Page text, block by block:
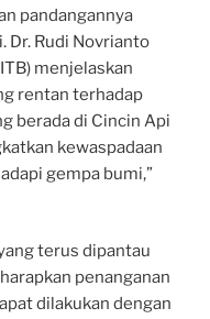
pandangannya
Dr. Rudi Novrianto
menjelaskan
rentan terhadap
berada di Cincin Api
kewaspadaan
gempa bumi,”
terus dipantau
penanganan
dilakukan dengan